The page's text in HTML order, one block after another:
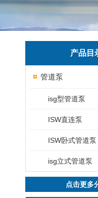
产品目
管道泵
isg型管道泵
ISW直连泵
ISW卧式管道泵
isg立式管道泵
点击更多